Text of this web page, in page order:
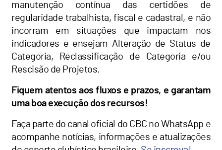
manutenção contínua das certidões de
regularidade trabalhista, fiscal e cadastral, e não
incorram em situações que impactam nos
indicadores e ensejam Alteração de Status de
Categoria, Reclassificação de Categoria e/ou
Rescisão de Projetos.
Fiquem atentos aos fluxos e prazos, e garantam
uma boa execução dos recursos!
Faça parte do canal oficial do CBC no WhatsApp e
acompanhe notícias, informações e atualizações